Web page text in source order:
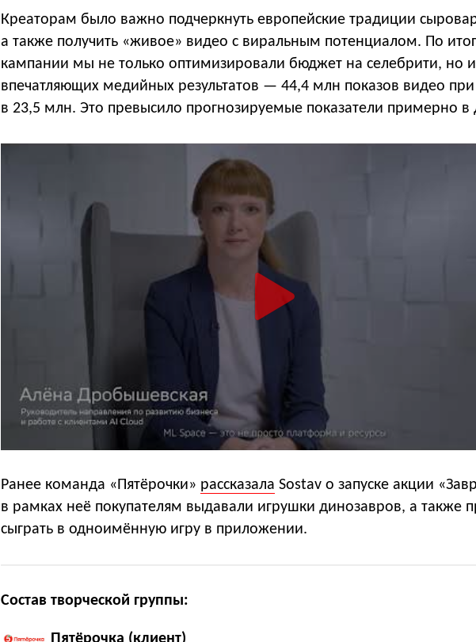
Креаторам было важно подчеркнуть европейские традиции
а также получить «живое» видео с виральным потенциалом. По
кампании мы не только оптимизировали бюджет на селебрити, но и
впечатляющих медийных результатов — 44,4 млн показов видео при
в 23,5 млн. Это превысило прогнозируемые показатели примерно в
Ранее команда «Пятёрочки» рассказала Sostav о запуске акции
в рамках неё покупателям выдавали игрушки динозавров, а также
сыграть в одноимённую игру в приложении.
Состав творческой группы: